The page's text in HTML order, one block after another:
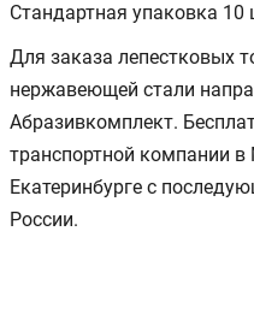
Стандартная упаковка 10
Для заказа лепестковых
нержавеющей стали
Абразивкомплект.
транспортной компании в
Екатеринбурге с
России.